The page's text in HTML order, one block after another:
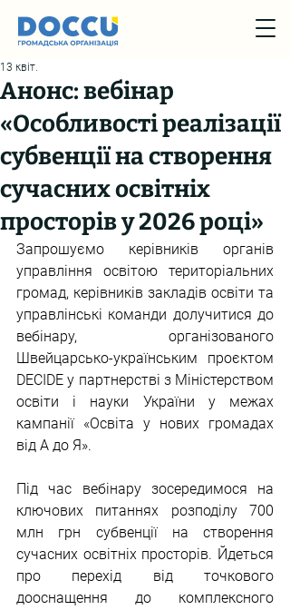
Анонс: вебінар
«Особливості реалізації
субвенції на створення
сучасних освітніх
просторів у 2026 році»
13 квіт.
Запрошуємо керівників органів
управління освітою територіальних
громад, керівників закладів освіти та
управлінські команди долучитися до
вебінару, організованого
Швейцарсько-українським проєктом
DECIDE у партнерстві з Міністерством
освіти і науки України у межах
кампанії «Освіта у нових громадах
від А до Я».
Під час вебінару зосередимося на
ключових питаннях розподілу 700
млн грн субвенції на створення
сучасних освітніх просторів. Йдеться
про перехід від точкового
дооснащення до комплексного